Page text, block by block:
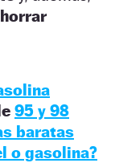
95 y 98
baratas
o gasolina?